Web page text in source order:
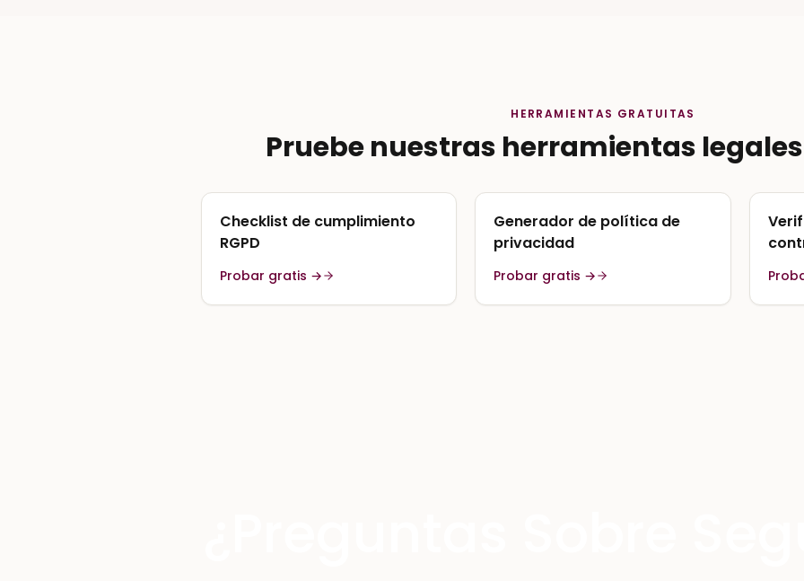
HERRAMIENTAS GRATUITAS
Pruebe nuestras herramientas
Checklist de cumplimiento
RGPD
Probar gratis →
Generador de política de
privacidad
Probar gratis →